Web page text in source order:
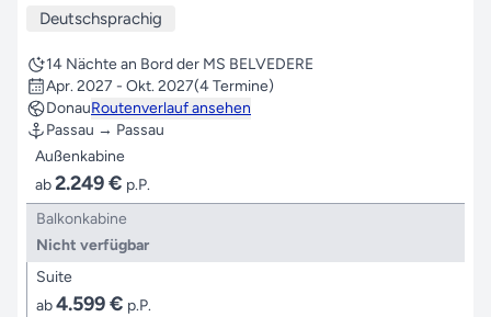
Deutschsprachig
14 Nächte an Bord der MS BELVEDERE
Apr. 2027 - Okt. 2027(4 Termine)
DonauRoutenverlauf ansehen
Passau → Passau
Außenkabine
ab2.249 € p.P.
Balkonkabine
Nicht verfügbar
Suite
ab4.599 € p.P.